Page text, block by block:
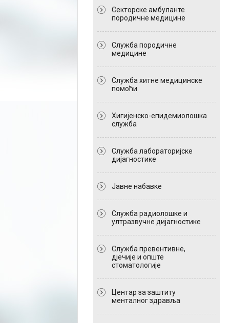
Секторске амбуланте
породичне медицине
Служба породичне
медицине
Служба хитне медицинске
помоћи
Хигијенско-епидемиолошка
служба
Служба лабораторијске
дијагностике
Јавне набавке
Служба радиолошке и
ултразвучне дијагностике
Служба превентивне,
дјечије и опште
стоматологије
Центар за заштиту
менталног здравља